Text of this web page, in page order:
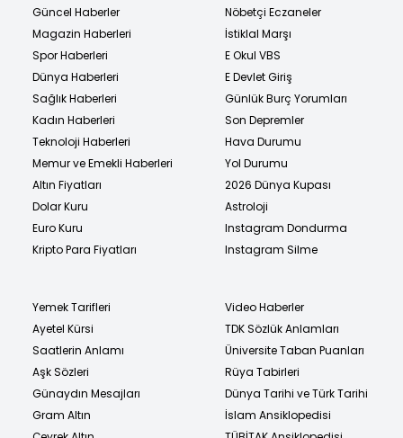
Güncel Haberler
Magazin Haberleri
Spor Haberleri
Dünya Haberleri
Sağlık Haberleri
Kadın Haberleri
Teknoloji Haberleri
Memur ve Emekli Haberleri
Altın Fiyatları
Dolar Kuru
Euro Kuru
Kripto Para Fiyatları
Nöbetçi Eczaneler
İstiklal Marşı
E Okul VBS
E Devlet Giriş
Günlük Burç Yorumları
Son Depremler
Hava Durumu
Yol Durumu
2026 Dünya Kupası
Astroloji
Instagram Dondurma
Instagram Silme
Yemek Tarifleri
Ayetel Kürsi
Saatlerin Anlamı
Aşk Sözleri
Günaydın Mesajları
Gram Altın
Video Haberler
TDK Sözlük Anlamları
Üniversite Taban Puanları
Rüya Tabirleri
Dünya Tarihi ve Türk Tarihi
İslam Ansiklopedisi